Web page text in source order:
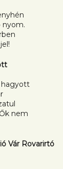
nyom.
hagyott
nem
Vár Rovarirtó